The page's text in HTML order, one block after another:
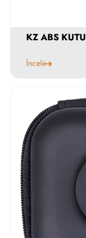
KZ ABS KUTU
İncele